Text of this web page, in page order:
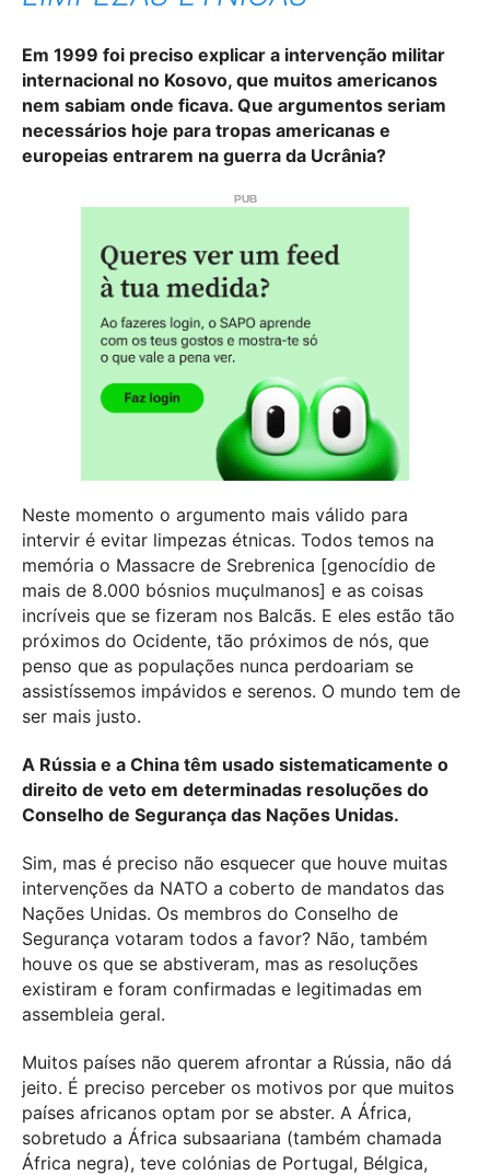
Em 1999 foi preciso explicar a intervenção militar
internacional no Kosovo, que muitos americanos
nem sabiam onde ficava. Que argumentos seriam
necessários hoje para tropas americanas e
europeias entrarem na guerra da Ucrânia?
Neste momento o argumento mais válido para
intervir é evitar limpezas étnicas. Todos temos na
memória o Massacre de Srebrenica [genocídio de
mais de 8.000 bósnios muçulmanos] e as coisas
incríveis que se fizeram nos Balcãs. E eles estão tão
próximos do Ocidente, tão próximos de nós, que
penso que as populações nunca perdoariam se
assistíssemos impávidos e serenos. O mundo tem de
ser mais justo.
A Rússia e a China têm usado sistematicamente o
direito de veto em determinadas resoluções do
Conselho de Segurança das Nações Unidas.
Sim, mas é preciso não esquecer que houve muitas
intervenções da NATO a coberto de mandatos das
Nações Unidas. Os membros do Conselho de
Segurança votaram todos a favor? Não, também
houve os que se abstiveram, mas as resoluções
existiram e foram confirmadas e legitimadas em
assembleia geral.
Muitos países não querem afrontar a Rússia, não dá
jeito. É preciso perceber os motivos por que muitos
países africanos optam por se abster. A África,
sobretudo a África subsaariana (também chamada
África negra), teve colónias de Portugal, Bélgica,